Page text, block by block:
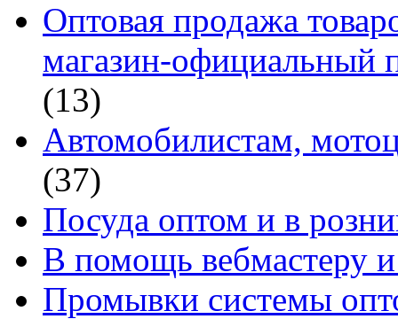
Оптовая продажа
магазин-официальный
(13)
Автомобилистам,
(37)
Посуда оптом и в
В помощь вебмастеру и
Промывки системы